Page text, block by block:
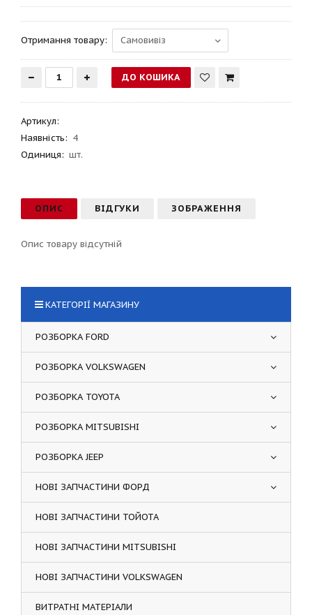
Отримання товару:
Артикул:
Наявність: 4
Одиниця: шт.
ОПИС ВІДГУКИ ЗОБРАЖЕННЯ
Опис товару відсутній
КАТЕГОРІЇ МАГАЗИНУ
РОЗБОРКА FORD
РОЗБОРКА VOLKSWAGEN
РОЗБОРКА TOYOTA
РОЗБОРКА MITSUBISHI
РОЗБОРКА JEEP
НОВІ ЗАПЧАСТИНИ ФОРД
НОВІ ЗАПЧАСТИНИ ТОЙОТА
НОВІ ЗАПЧАСТИНИ MITSUBISHI
НОВІ ЗАПЧАСТИНИ VOLKSWAGEN
ВИТРАТНІ МАТЕРІАЛИ